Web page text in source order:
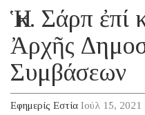
Ἡ κ. Σάρπ ἐπί
Ἀρχῆς
Συμβάσεων
Εφημερίς Εστία Ιούλ 15, 2021